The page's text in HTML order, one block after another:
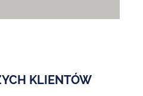
KLIENTÓW